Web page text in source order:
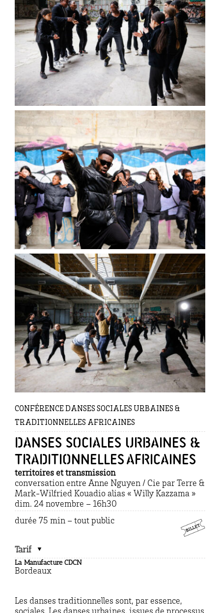
CONFÉRENCE DANSES SOCIALES URBAINES &
TRADITIONNELLES AFRICAINES
DANSES SOCIALES URBAINES &
TRADITIONNELLES AFRICAINES
territoires et transmission
conversation entre Anne Nguyen / Cie par Terre &
Mark-Wilfried Kouadio alias « Willy Kazzama »
dim. 24 novembre – 16h30
durée 75 min – tout public
Tarif
La Manufacture CDCN
Bordeaux
Les danses traditionnelles sont, par essence,